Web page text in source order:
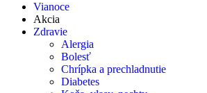
Vianoce
Akcia
Zdravie
Alergia
Bolesť
Chrípka a prechladnutie
Diabetes